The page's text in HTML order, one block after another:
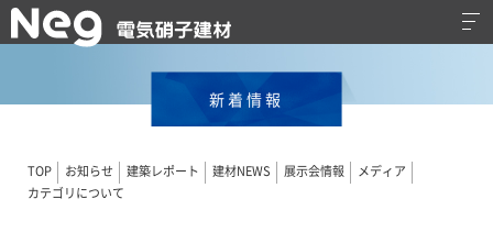
新着情報
TOP お知らせ 建築レポート 建材NEWS 展示会情報
メディア
カテゴリについて